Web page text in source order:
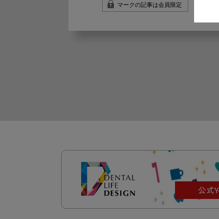
マークの記事は会員限定